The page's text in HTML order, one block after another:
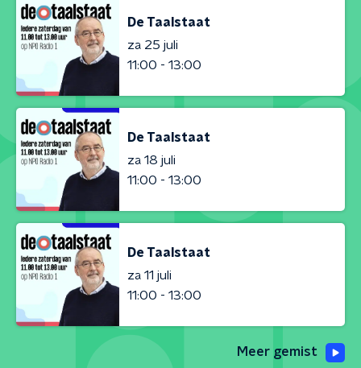
De Taalstaat
za 25 juli
11:00 - 13:00
De Taalstaat
za 18 juli
11:00 - 13:00
De Taalstaat
za 11 juli
11:00 - 13:00
Meer gemist